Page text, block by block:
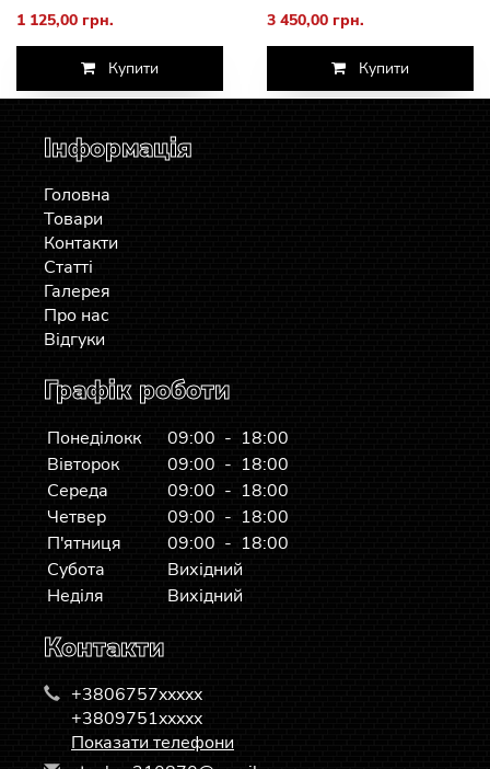
1 125,00 грн.
Купити
3 450,00 грн.
Купити
Інформація
Головна
Товари
Контакти
Статті
Галерея
Про нас
Відгуки
Графік роботи
Понеділокк
09:00 - 18:00
Вівторок
09:00 - 18:00
Середа
09:00 - 18:00
Четвер
09:00 - 18:00
П'ятниця
09:00 - 18:00
Субота
Вихідний
Неділя
Вихідний
Контакти
+3806757xxxxx
+3809751xxxxx
Показати телефони